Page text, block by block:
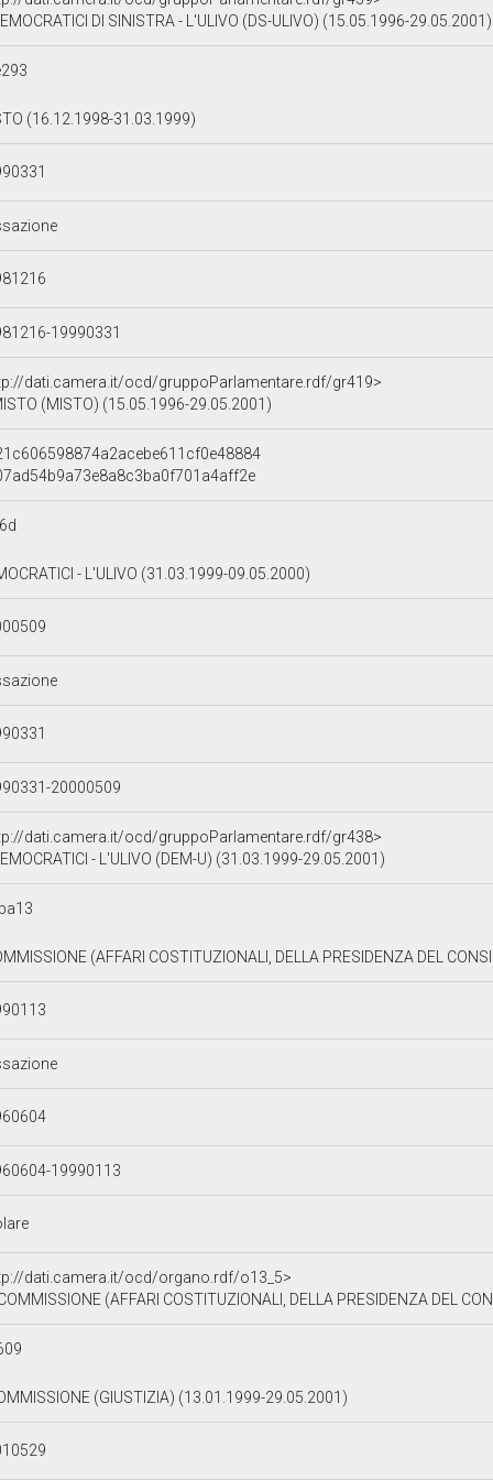
DI SINISTRA - L'ULIVO (DS-ULIVO) (15.05.1996-29.05.2001)
(16.12.1998-31.03.1999)
19990331
dati.camera.it/ocd/gruppoParlamentare.rdf/gr419>
(MISTO) (15.05.1996-29.05.2001)
- L'ULIVO (31.03.1999-09.05.2000)
20000509
dati.camera.it/ocd/gruppoParlamentare.rdf/gr438>
- L'ULIVO (DEM-U) (31.03.1999-29.05.2001)
(AFFARI COSTITUZIONALI, DELLA PRESIDENZA DEL
19990113
dati.camera.it/ocd/organo.rdf/o13_5>
(AFFARI COSTITUZIONALI, DELLA PRESIDENZA DEL
(GIUSTIZIA) (13.01.1999-29.05.2001)